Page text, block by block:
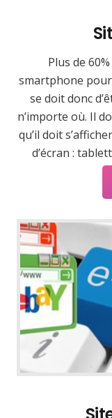
Plus de
smartphone
se doit donc
n’importe où. Il
qu’il doit
d’écran :